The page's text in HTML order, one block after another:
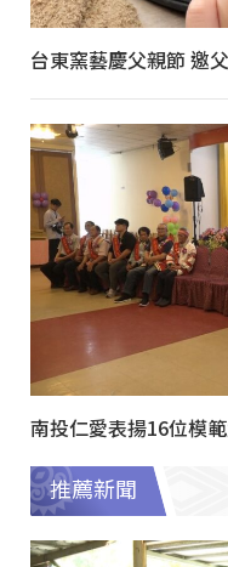
台東窯藝慶父親節 邀
南投仁愛表揚16位模
推薦新聞